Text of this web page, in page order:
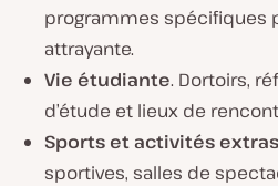
programmes spécifiques
attrayante.
Vie étudiante. Dortoirs,
d’étude et lieux de
Sports et activités
sportives, salles de